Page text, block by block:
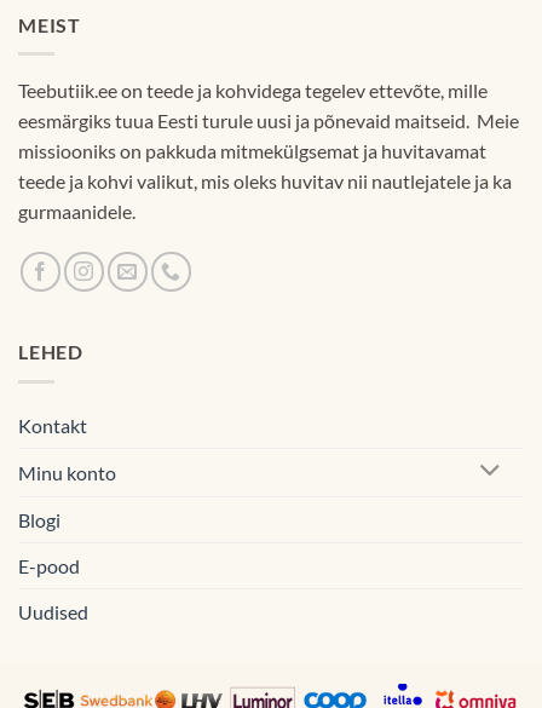
MEIST
Teebutiik.ee on teede ja kohvidega tegelev ettevõte, mille
eesmärgiks tuua Eesti turule uusi ja põnevaid maitseid. Meie
missiooniks on pakkuda mitmekülgsemat ja huvitavamat
teede ja kohvi valikut, mis oleks huvitav nii nautlejatele ja ka
gurmaanidele.
LEHED
Kontakt
Minu konto
Blogi
E-pood
Uudised